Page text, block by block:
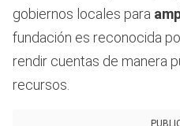
gobiernos locales para
fundación es reconocida
rendir cuentas de manera
recursos.